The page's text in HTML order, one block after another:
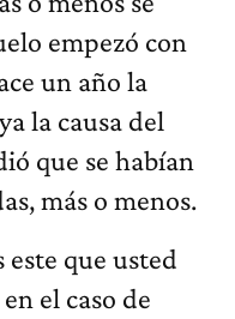
empezó con
un año la
la causa del
que se habían
más o menos.
este que usted
el caso de